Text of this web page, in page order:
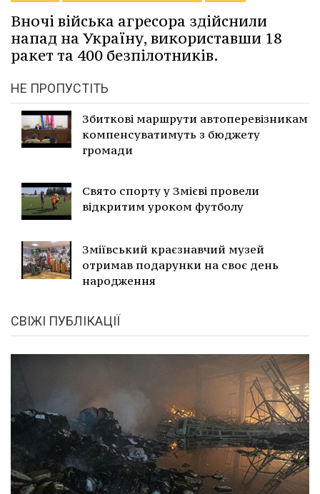
Вночі війська агресора здійснили
напад на Україну, використавши 18
ракет та 400 безпілотників.
НЕ ПРОПУСТІТЬ
Збиткові маршрути автоперевізникам
компенсуватимуть з бюджету
громади
Свято спорту у Змієві провели
відкритим уроком футболу
Зміївський краєзнавчий музей
отримав подарунки на своє день
народження
СВІЖІ ПУБЛІКАЦІЇ